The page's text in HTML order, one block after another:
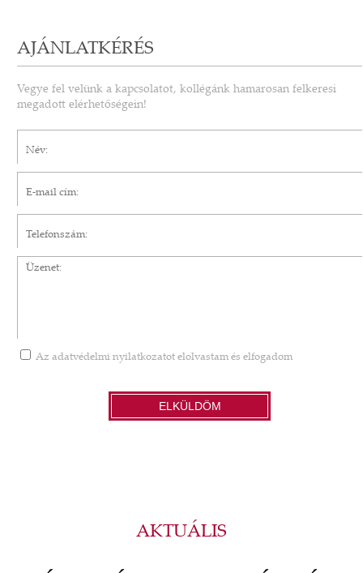
AJÁNLATKÉRÉS
Vegye fel velünk a kapcsolatot, kollégánk hamarosan felkeresi
megadott elérhetőségein!
Üzenet
Az adatvédelmi nyilatkozatot elolvastam és elfogadom
ELKÜLDÖM
AKTUÁLIS